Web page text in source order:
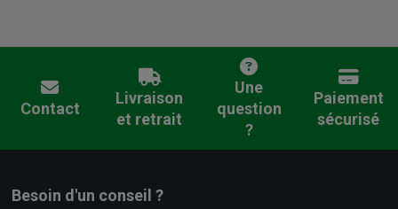
Contact
Livraison
et retrait
Une
question
?
Paiement
sécurisé
Besoin d'un conseil ?